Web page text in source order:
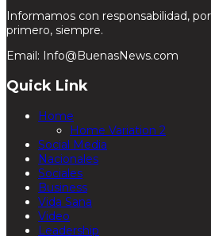
Informamos con responsabilidad,
primero, siempre.
Email: Info@BuenasNews.com
Quick Link
Home
Home Variation 2
Social Media
Nacionales
Sociales
Business
Vida Sana
Video
Leadership